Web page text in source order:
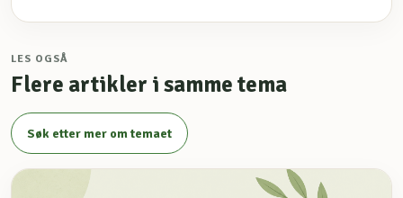
LES OGSÅ
Flere artikler i samme tema
Søk etter mer om temaet